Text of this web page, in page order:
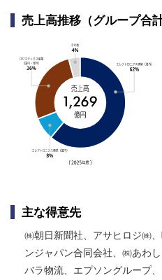
売上高推移（グループ合計
主な得意先
㈱朝日新聞社、アサヒロジ㈱
ンジャパン合同会社、㈱あわ
バラ物流、エプソングループ